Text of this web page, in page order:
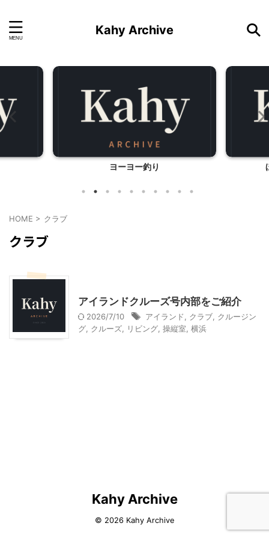
Kahy Archive
ヨーヨー釣り
HOME > クラブ
クラブ
アイランドクルーズ号内部をご紹介
2026/7/10 アイランド クラブ クルージン
グ クルーズ リビング 操縦室 横浜
Kahy Archive
© 2026 Kahy Archive